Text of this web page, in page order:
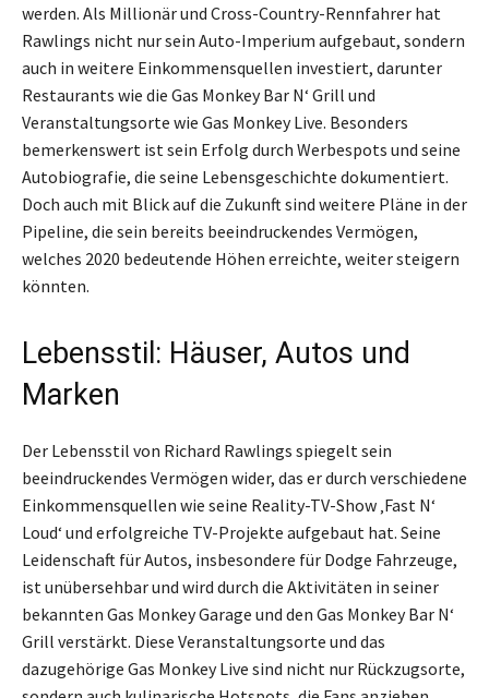
werden. Als Millionär und Cross-Country-Rennfahrer hat
Rawlings nicht nur sein Auto-Imperium aufgebaut, sondern
auch in weitere Einkommensquellen investiert, darunter
Restaurants wie die Gas Monkey Bar N‘ Grill und
Veranstaltungsorte wie Gas Monkey Live. Besonders
bemerkenswert ist sein Erfolg durch Werbespots und seine
Autobiografie, die seine Lebensgeschichte dokumentiert.
Doch auch mit Blick auf die Zukunft sind weitere Pläne in der
Pipeline, die sein bereits beeindruckendes Vermögen,
welches 2020 bedeutende Höhen erreichte, weiter steigern
könnten.
Lebensstil: Häuser, Autos und
Marken
Der Lebensstil von Richard Rawlings spiegelt sein
beeindruckendes Vermögen wider, das er durch verschiedene
Einkommensquellen wie seine Reality-TV-Show ‚Fast N‘
Loud‘ und erfolgreiche TV-Projekte aufgebaut hat. Seine
Leidenschaft für Autos, insbesondere für Dodge Fahrzeuge,
ist unübersehbar und wird durch die Aktivitäten in seiner
bekannten Gas Monkey Garage und den Gas Monkey Bar N‘
Grill verstärkt. Diese Veranstaltungsorte und das
dazugehörige Gas Monkey Live sind nicht nur Rückzugsorte,